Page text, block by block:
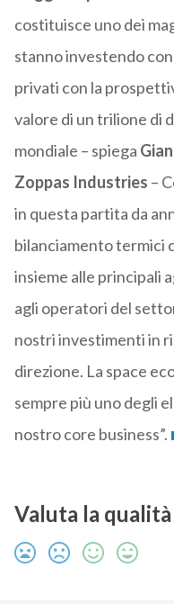
costituisce uno dei
stanno investendo
privati con la
valore di un trilione di
mondiale – spiega
Zoppas Industries –
in questa partita da
bilanciamento termici
insieme alle principali
agli operatori del
nostri investimenti in
direzione. La space
sempre più uno degli
nostro core business”.
Valuta la